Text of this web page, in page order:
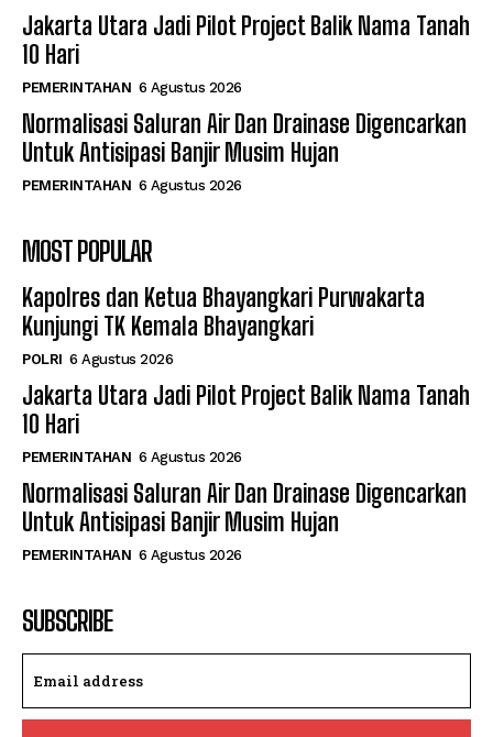
Jakarta Utara Jadi Pilot Project Balik Nama Tanah
10 Hari
PEMERINTAHAN 6 Agustus 2026
Normalisasi Saluran Air Dan Drainase Digencarkan
Untuk Antisipasi Banjir Musim Hujan
PEMERINTAHAN 6 Agustus 2026
MOST POPULAR
Kapolres dan Ketua Bhayangkari Purwakarta
Kunjungi TK Kemala Bhayangkari
POLRI 6 Agustus 2026
Jakarta Utara Jadi Pilot Project Balik Nama Tanah
10 Hari
PEMERINTAHAN 6 Agustus 2026
Normalisasi Saluran Air Dan Drainase Digencarkan
Untuk Antisipasi Banjir Musim Hujan
PEMERINTAHAN 6 Agustus 2026
SUBSCRIBE